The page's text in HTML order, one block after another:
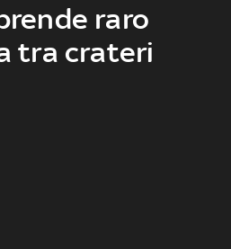
raro
tra crateri